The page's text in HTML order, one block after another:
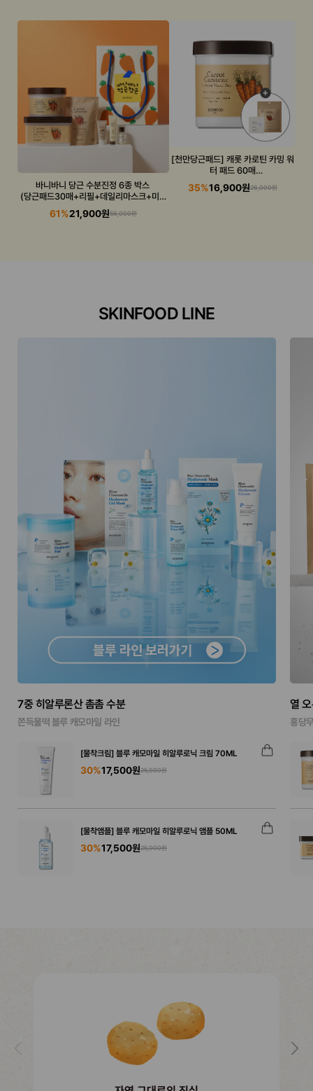
바니바니 당근 수분진정 6종 박스
(당근패드30매+리필+데일리마스크+미니
61%21,900원56,000원
[천만당근패드] 캐롯 카로틴 카밍 워
터 패드 60매
(캐롯패드+수분선 증정)
35%16,900원26,000원
SKINFOOD LINE
7중 히알루론산 촘촘 수분
쫀득물떡 블루 캐모마일 라인
[물착크림] 블루 캐모마일 히알루로닉 크림 70ML
30%17,500원25,000원
[물착앰플] 블루 캐모마일 히알루로닉 앰플 50ML
30%17,500원25,000원
열
홍당